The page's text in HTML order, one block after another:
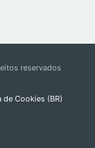
reservados
de Cookies (BR)